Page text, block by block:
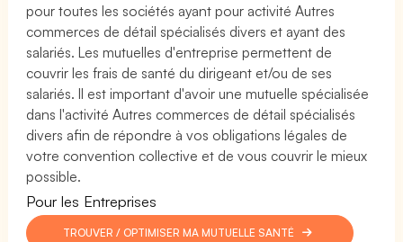
pour toutes les sociétés ayant pour activité Autres
commerces de détail spécialisés divers et ayant des
salariés. Les mutuelles d'entreprise permettent de
couvrir les frais de santé du dirigeant et/ou de ses
salariés. Il est important d'avoir une mutuelle spécialisée
dans l'activité Autres commerces de détail spécialisés
divers afin de répondre à vos obligations légales de
votre convention collective et de vous couvrir le mieux
possible.
Pour les Entreprises
TROUVER / OPTIMISER MA MUTUELLE SANTÉ